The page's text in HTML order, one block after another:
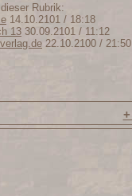
Rubrik:
14.10.2101 / 18:18
13 30.09.2101 / 11:12
22.10.2100 / 21:50
+